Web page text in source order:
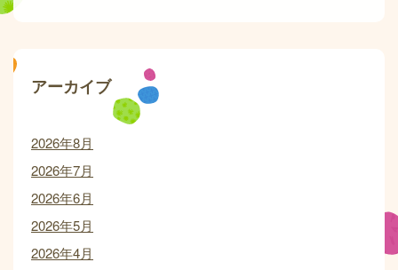
アーカイブ
2026年8月
2026年7月
2026年6月
2026年5月
2026年4月